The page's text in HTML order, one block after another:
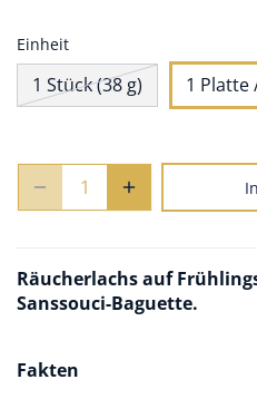
Einheit
1 Stück (38 g) 1 Platte
Räucherlachs auf
Sanssouci-Baguette.
Fakten